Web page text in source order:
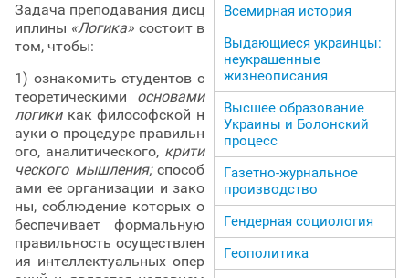
Задача преподавания дисц
иплины «Логика» состоит в
том, чтобы:
1) ознакомить студентов с
теоретическими основами
логикикак философской н
ауки о процедуре правильн
ого, аналитического, крити
ческого мышления; способ
ами ее организации и зако
ны, соблюдение которых о
беспечивает формальную
правильность осуществлен
ия интеллектуальных опер
Всемирная история
Выдающиеся украинцы:
неукрашенные
жизнеописания
Высшее образование
Украины и Болонский
процесс
Газетно-журнальное
производство
Гендерная социология
Геополитика